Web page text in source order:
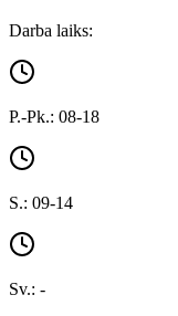
Darba laiks:
P.-Pk.: 08-18
S.: 09-14
Sv.: -